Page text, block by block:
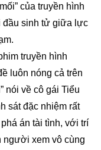
của truyền hình
đầu sinh tử giữa lực
truyền hình
luôn nóng cả trên
nói về cô gái Tiểu
sát đặc nhiệm rất
án tài tình, với trí
người xem vô cùng